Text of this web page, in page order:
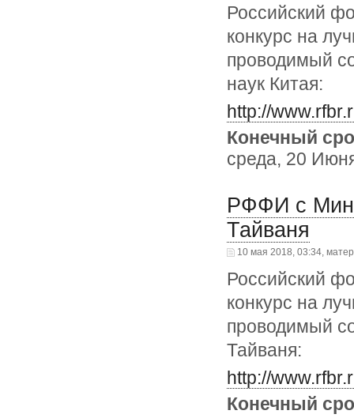
Российский
конкурс на
проводимый
наук Китая:
http://
Конечный
среда, 20
РФФИ с
Тайваня
10 мая 2018, 03:34,
Российский
конкурс на
проводимый
Тайваня:
http://
Конечный